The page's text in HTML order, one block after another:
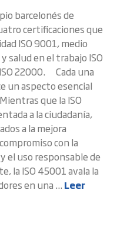
barcelonés de
certificaciones que
ISO 9001, medio
salud en el trabajo ISO
22000. Cada una
un aspecto esencial
que la ISO
a la ciudadanía,
a la mejora
con la
el uso responsable de
la ISO 45001 avala la
en una ... Leer